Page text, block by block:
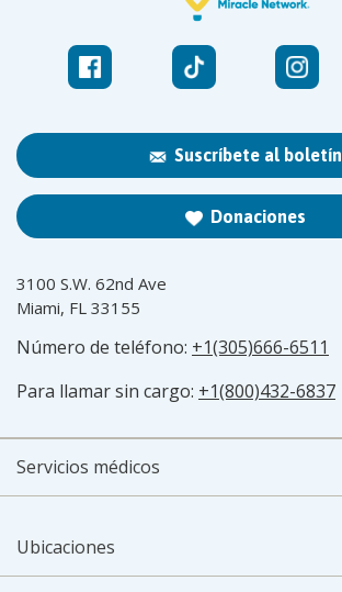
Suscríbete al boletín
Donaciones
3100 S.W. 62nd Ave
Miami, FL 33155
Número de teléfono: +1(305)666-6511
Para llamar sin cargo: +1(800)432-6837
Servicios médicos
Ubicaciones